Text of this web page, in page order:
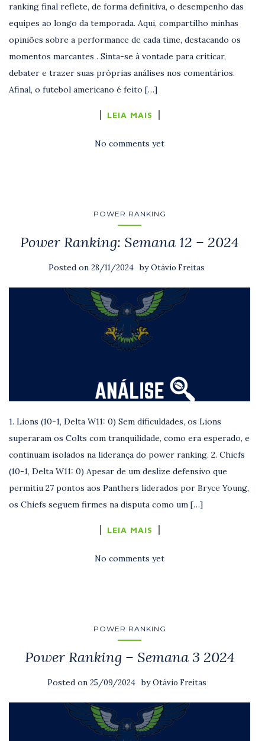
ranking final reflete, de forma definitiva, o desempenho das
equipes ao longo da temporada. Aqui, compartilho minhas
opiniões sobre a performance de cada time, destacando os
momentos marcantes . Sinta-se à vontade para criticar,
debater e trazer suas próprias análises nos comentários.
Afinal, o futebol americano é feito […]
LEIA MAIS
No comments yet
POWER RANKING
Power Ranking: Semana 12 – 2024
Posted on 28/11/2024 byOtávio Freitas
1. Lions (10-1, Delta W11: 0) Sem dificuldades, os Lions
superaram os Colts com tranquilidade, como era esperado, e
continuam isolados na liderança do power ranking. 2. Chiefs
(10-1, Delta W11: 0) Apesar de um deslize defensivo que
permitiu 27 pontos aos Panthers liderados por Bryce Young,
os Chiefs seguem firmes na disputa como um […]
LEIA MAIS
No comments yet
POWER RANKING
Power Ranking – Semana 3 2024
Posted on 25/09/2024 byOtávio Freitas